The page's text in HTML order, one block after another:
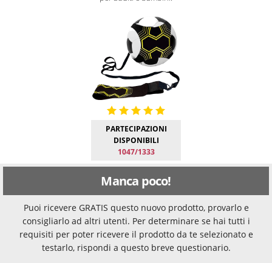
PARTECIPAZIONI
DISPONIBILI
1047/1333
Manca poco!
Puoi ricevere GRATIS questo nuovo prodotto, provarlo e
consigliarlo ad altri utenti. Per determinare se hai tutti i
requisiti per poter ricevere il prodotto da te selezionato e
testarlo, rispondi a questo breve questionario.